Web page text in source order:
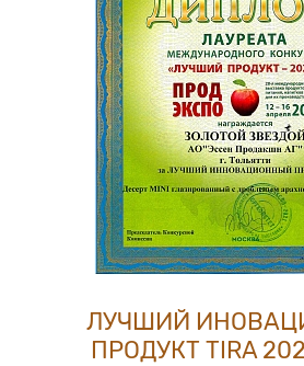
ЛУЧШИЙ
ПРОДУКТ TIRA